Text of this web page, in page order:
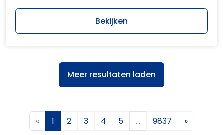
Bekijken
Meer resultaten laden
« 1 2 3 4 5 … 9837 »